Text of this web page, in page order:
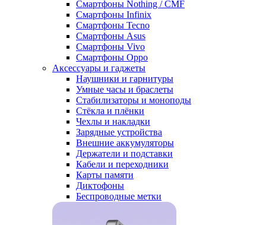
Смартфоны Nothing / CMF
Смартфоны Infinix
Смартфоны Tecno
Смартфоны Asus
Смартфоны Vivo
Смартфоны Oppo
Аксессуары и гаджеты
Наушники и гарнитуры
Умные часы и браслеты
Стабилизаторы и моноподы
Стёкла и плёнки
Чехлы и накладки
Зарядные устройства
Внешние аккумуляторы
Держатели и подставки
Кабели и переходники
Карты памяти
Диктофоны
Беспроводные метки